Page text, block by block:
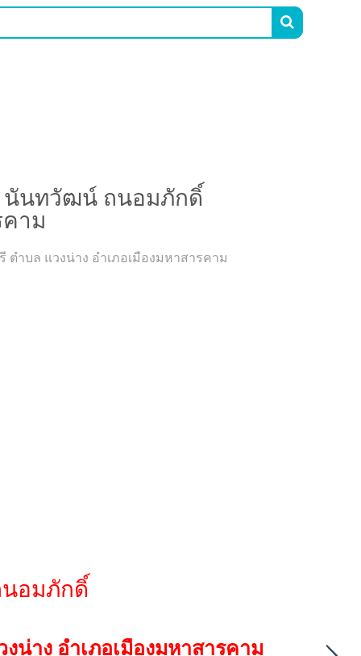

นันทวัฒน์ ถนอมภักดิ์
คาม
ำบล แวงน่าง อำเภอเมืองมหาสารคาม
อมภักดิ์
น่าง อำเภอเมืองมหาสารคาม